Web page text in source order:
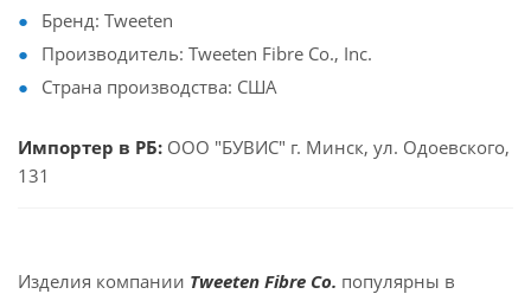
Бренд: Tweeten
Производитель: Tweeten Fibre Co., Inc.
Страна производства: США
Импортер в РБ: ООО "БУВИС" г. Минск, ул. Одоевского,
131
Изделия компании Tweeten Fibre Co. популярны в